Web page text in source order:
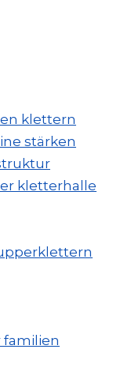
klettern
stärken
kletterhalle